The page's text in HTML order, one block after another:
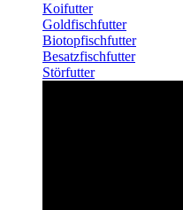
Koifutter
Goldfischfutter
Biotopfischfutter
Besatzfischfutter
Störfutter